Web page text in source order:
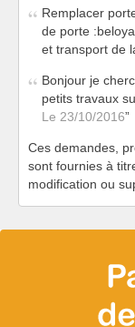
Remplacer
de porte
et transport de
Bonjour je
petits travaux
Le 23/10/2016
Ces demandes,
sont fournies à
modification ou